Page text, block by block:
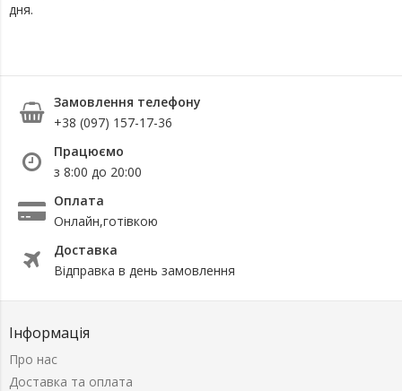
дня.
Замовлення телефону
+38 (097) 157-17-36
Працюємо
з 8:00 до 20:00
Оплата
Онлайн,готівкою
Доставка
Відправка в день замовлення
Інформація
Про нас
Доставка та оплата